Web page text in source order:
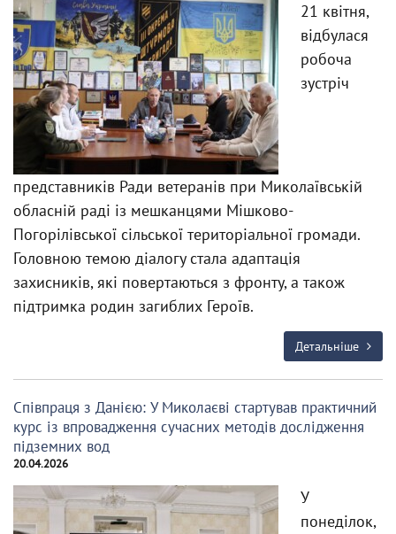
21 квітня,
відбулася
робоча
зустріч
представників Ради ветеранів при Миколаївській
обласній раді із мешканцями Мішково-
Погорілівської сільської територіальної громади.
Головною темою діалогу стала адаптація
захисників, які повертаються з фронту, а також
підтримка родин загиблих Героїв.
Детальніше
Співпраця з Данією: У Миколаєві стартував практичний
курс із впровадження сучасних методів дослідження
підземних вод
20.04.2026
У
понеділок,